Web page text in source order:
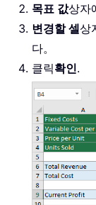
목표 값상자
변경할 셀상
다。
클릭확인.